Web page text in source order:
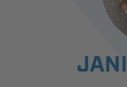
SPIELBETRIEB &
AUSBILDUNG &